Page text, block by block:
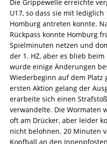
Die Grippewelle erreichte
U17, so dass sie mit
Homburg antreten konnte.
Rückpass konnte Homburg
Spielminuten netzen und
der 1. HZ, aber es blieb
wurde einige Änderungen
Wiederbeginn auf dem Platz
ersten Aktion gelang der
erarbeite sich einen
verwandelte. Die Wormaten
oft am Drücker, aber leider
nicht belohnen. 20 Minuten
Kopfball an den